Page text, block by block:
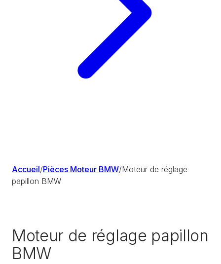
Accueil/Pièces Moteur BMW/Moteur de réglage
papillon BMW
Moteur de réglage papillon
BMW